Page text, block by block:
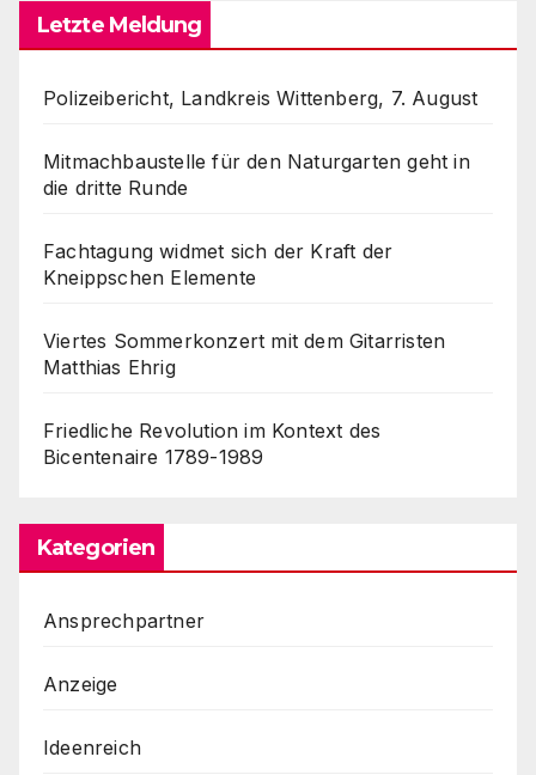
Letzte Meldung
Polizeibericht, Landkreis Wittenberg, 7. August
Mitmachbaustelle für den Naturgarten geht in
die dritte Runde
Fachtagung widmet sich der Kraft der
Kneippschen Elemente
Viertes Sommerkonzert mit dem Gitarristen
Matthias Ehrig
Friedliche Revolution im Kontext des
Bicentenaire 1789-1989
Kategorien
Ansprechpartner
Anzeige
Ideenreich